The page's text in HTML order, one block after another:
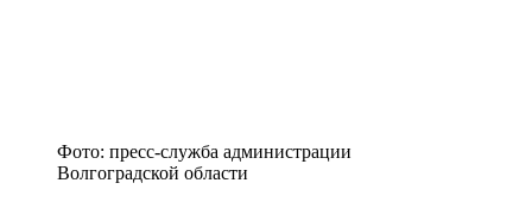
Фото: пресс-служба администрации
Волгоградской области